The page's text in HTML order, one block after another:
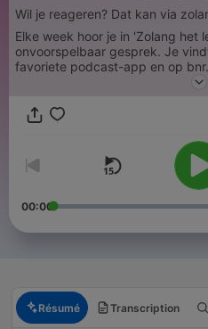
Wil je reageren? Dat kan via
Elke week hoor je in 'Zolang het
onvoorspelbaar gesprek. Je
favoriete podcast-app en op
00:00
Résumé Transcription